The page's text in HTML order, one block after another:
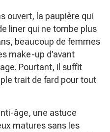
ouvert, la paupière qui
liner qui ne tombe plus
beaucoup de femmes
make-up d’avant
Pourtant, il suffit
trait de fard pour tout
âge, une astuce
matures sans les